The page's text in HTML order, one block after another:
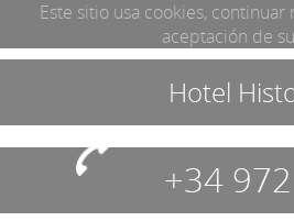
Este sitio usa cookies,
aceptación de
Hotel
+34